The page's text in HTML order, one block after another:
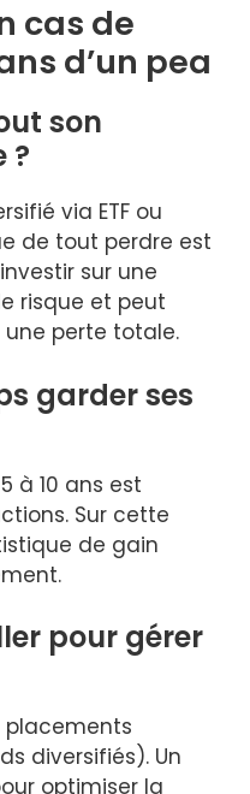
cas de
d’un pea
son
?
via ETF ou
de tout perdre est
sur une
risque et peut
perte totale.
garder ses
à 10 ans est
Sur cette
de gain
pour gérer
placements
diversifiés). Un
optimiser la